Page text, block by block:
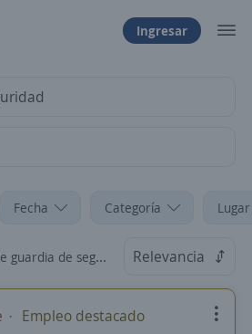
Ingresar
Fecha Categoría
seguridad en Tarapacá Relevancia
Empleo destacado